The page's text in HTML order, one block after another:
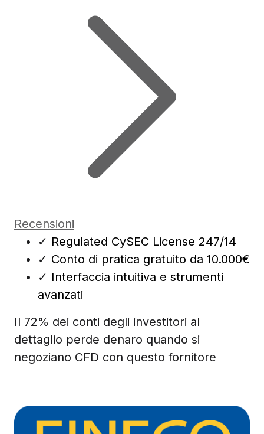
Recensioni
✓ Regulated CySEC License 247/14
✓ Conto di pratica gratuito da 10.000€
✓ Interfaccia intuitiva e strumenti
avanzati
Il 72% dei conti degli investitori al
dettaglio perde denaro quando si
negoziano CFD con questo fornitore